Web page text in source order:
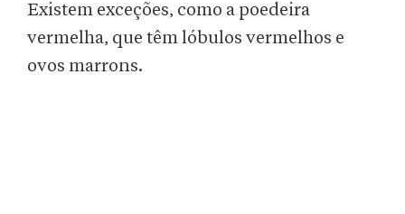
Existem exceções, como a poedeira
vermelha, que têm lóbulos vermelhos e
ovos marrons.